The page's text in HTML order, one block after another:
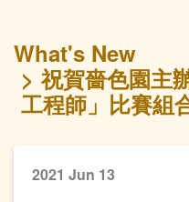
What's New
祝賀嗇色園主
工程師」比賽組
2021 Jun 13